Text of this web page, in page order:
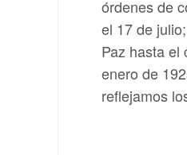
órdenes de
el 17 de
Paz hasta el
enero de
reflejamos